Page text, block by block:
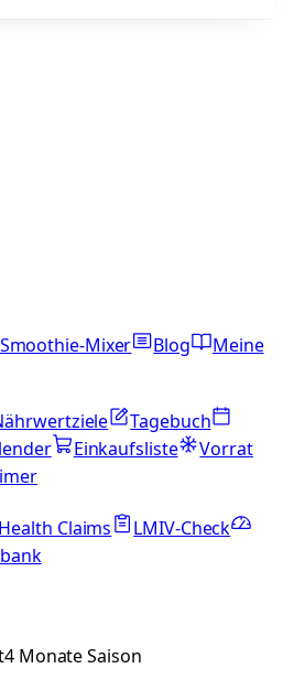
Smoothie-Mixer Blog
Meine
Tagebuch
Einkaufsliste
Vorrat
Health Claims
LMIV-Check
4 MonateSaison